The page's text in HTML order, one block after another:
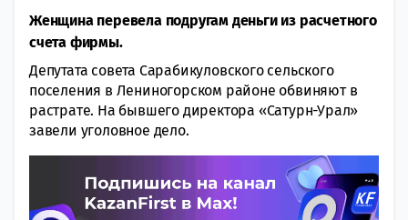
Женщина перевела подругам деньги из расчетного
счета фирмы.
Депутата совета Сарабикуловского сельского
поселения в Лениногорском районе обвиняют в
растрате. На бывшего директора «Сатурн-Урал»
завели уголовное дело.